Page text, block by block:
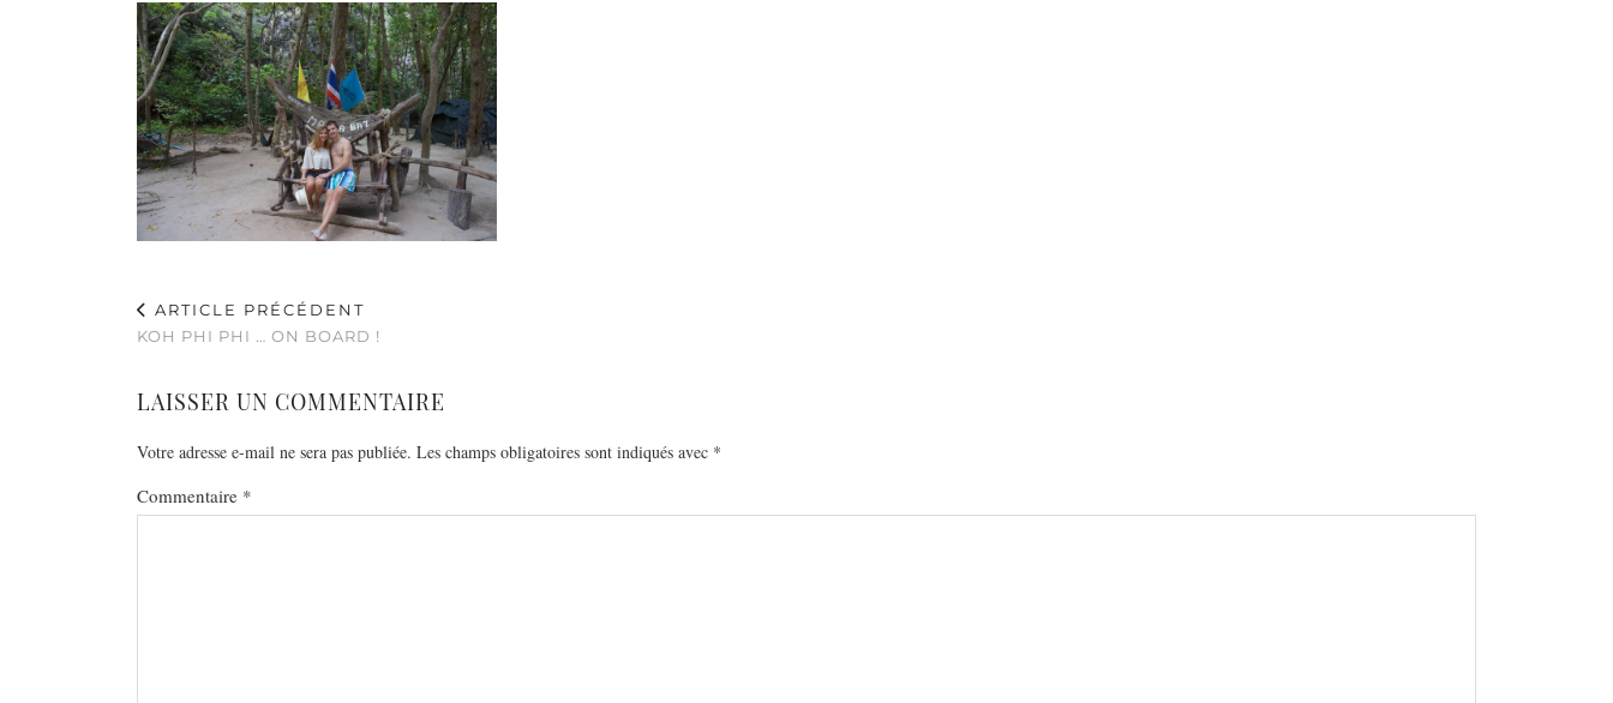
ARTICLE PRÉCÉDENT
KOH PHI PHI … ON BOARD !
LAISSER UN COMMENTAIRE
Votre adresse e-mail ne sera pas publiée. Les champs obligatoires sont indiqués avec *
Commentaire *